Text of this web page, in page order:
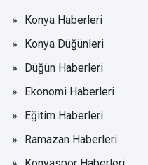
Konya Haberleri
Konya Düğünleri
Düğün Haberleri
Ekonomi Haberleri
Eğitim Haberleri
Ramazan Haberleri